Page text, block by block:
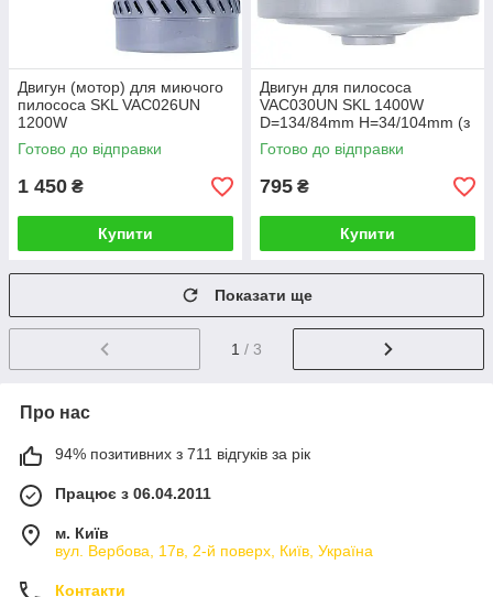
Двигун (мотор) для миючого
пилососа SKL VAC026UN
1200W
Готово до відправки
1 450 ₴
Купити
Двигун для пилососа
VAC030UN SKL 1400W
D=134/84mm H=34/104mm (з
виступом)
Готово до відправки
795 ₴
Купити
Показати ще
1 / 3
Про нас
94% позитивних з 711 відгуків за рік
Працює з 06.04.2011
м. Київ
вул. Вербова, 17в, 2-й поверх, Київ, Україна
Контакти